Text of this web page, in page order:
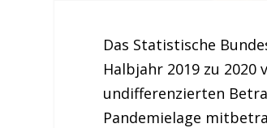
Das Statistische
Halbjahr 2019 zu
undifferenzierten
Pandemielage